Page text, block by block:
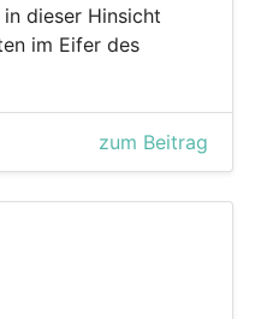
dieser Hinsicht
im Eifer des
zum Beitrag